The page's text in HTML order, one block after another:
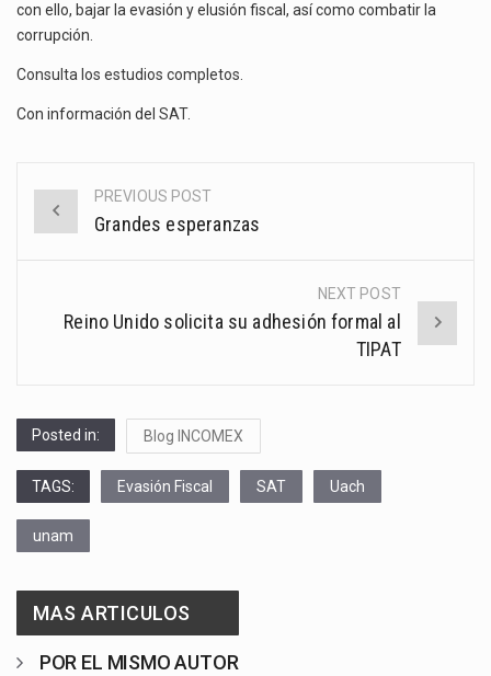
con ello, bajar la evasión y elusión fiscal, así como combatir la
corrupción.
Consulta los estudios completos
Con información del SAT.
Post
PREVIOUS POST
Grandes esperanzas
NEXT POST
Reino Unido solicita su adhesión formal al
TIPAT
Posted in: Blog INCOMEX
TAGS: Evasión Fiscal SAT Uach
unam
MAS ARTICULOS
POR EL MISMO AUTOR